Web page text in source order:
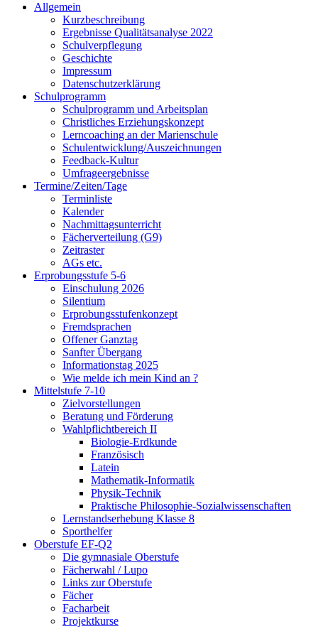
Allgemein
Kurzbeschreibung
Ergebnisse Qualitätsanalyse 2022
Schulverpflegung
Geschichte
Impressum
Datenschutzerklärung
Schulprogramm
Schulprogramm und Arbeitsplan
Christliches Erziehungskonzept
Lerncoaching an der Marienschule
Schulentwicklung/Auszeichnungen
Feedback-Kultur
Umfrageergebnisse
Termine/Zeiten/Tage
Terminliste
Kalender
Nachmittagsunterricht
Fächerverteilung (G9)
Zeitraster
AGs etc.
Erprobungsstufe 5-6
Einschulung 2026
Silentium
Erprobungsstufenkonzept
Fremdsprachen
Offener Ganztag
Sanfter Übergang
Informationstag 2025
Wie melde ich mein Kind an ?
Mittelstufe 7-10
Zielvorstellungen
Beratung und Förderung
Wahlpflichtbereich II
Biologie-Erdkunde
Französisch
Latein
Mathematik-Informatik
Physik-Technik
Praktische Philosophie-Sozialwissenschaften
Lernstandserhebung Klasse 8
Sporthelfer
Oberstufe EF-Q2
Die gymnasiale Oberstufe
Fächerwahl / Lupo
Links zur Oberstufe
Fächer
Facharbeit
Projektkurse